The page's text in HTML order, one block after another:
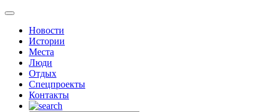
Новости
Истории
Места
Люди
Отдых
Спецпроекты
Контакты